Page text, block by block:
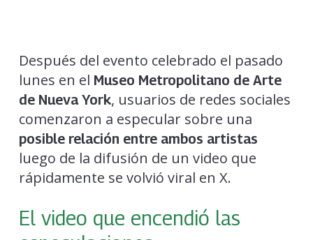
Después del evento celebrado el pasado
lunes en el Museo Metropolitano de Arte
de Nueva York, usuarios de redes sociales
comenzaron a especular sobre una
posible relación entre ambos artistas
luego de la difusión de un video que
rápidamente se volvió viral en X.
El video que encendió las